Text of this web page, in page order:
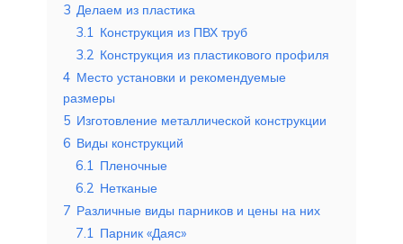
3 Делаем из пластика
3.1 Конструкция из ПВХ труб
3.2 Конструкция из пластикового профиля
4 Место установки и рекомендуемые
размеры
5 Изготовление металлической конструкции
6 Виды конструкций
6.1 Пленочные
6.2 Нетканые
7 Различные виды парников и цены на них
7.1 Парник «Даяс»